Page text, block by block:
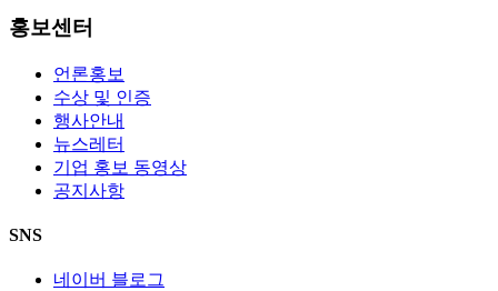
홍보센터
언론홍보
수상 및 인증
행사안내
뉴스레터
기업 홍보 동영상
공지사항
SNS
네이버 블로그